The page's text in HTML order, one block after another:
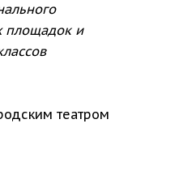
площадок и
театром